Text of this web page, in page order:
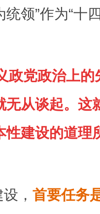
领”作为“十
政党政治上
无从谈起。这
性建设的道理
， 首要任务